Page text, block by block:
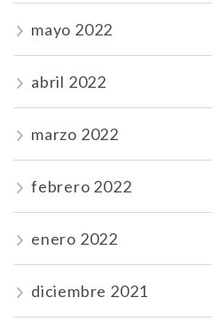
mayo 2022
abril 2022
marzo 2022
febrero 2022
enero 2022
diciembre 2021